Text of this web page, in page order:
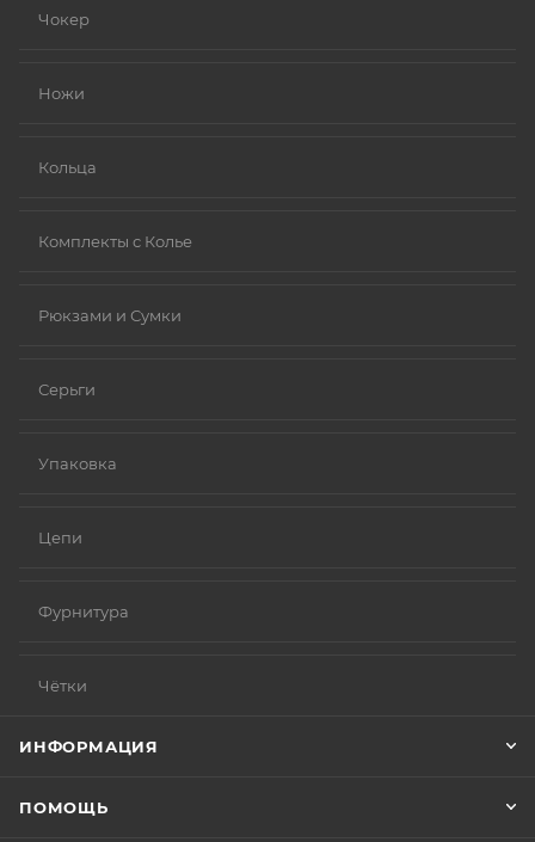
Чокер
Ножи
Кольца
Комплекты с Колье
Рюкзами и Сумки
Серьги
Упаковка
Цепи
Фурнитура
Чётки
ИНФОРМАЦИЯ
ПОМОЩЬ